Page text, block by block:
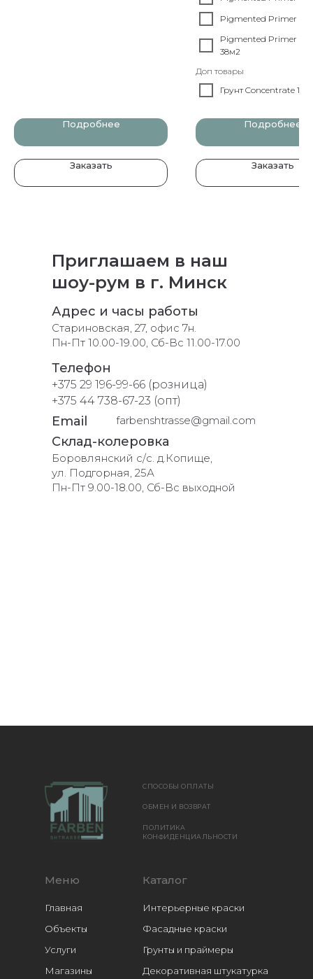
Подробнее
Заказать
Pigmented Primer 2,5
Pigmented Primer 4,5
38м2
Доп товары
Грунт Concentrate 1л
Подробнее
Заказать
Приглашаем в наш
шоу-рум в г. Минск
Адрес и часы работы
Стариновская, 27, офис 7н.
Пн-Пт 10.00-19.00, Сб-Вс 11.00-17.00
Телефон
Email farbenshtrasse@gmail.com
Склад-колеровка
Боровлянский с/с. д.Копище,
ул. Подгорная, 25А
Пн-Пт 9.00-18.00, Сб-Вс выходной
+375 29 196-99-66 (розница)
+375 44 738-67-23 (опт)
Каталог
Интерьерные краски
Фасадные краски
Грунты и праймеры
Декоративная штукатурка
Меню
Главная
Объекты
Услуги
Магазины
ОБМЕН И ВОЗВРАТ
СПОСОБЫ ОПЛАТЫ
ПОЛИТИКА
КОНФИДЕНЦИАЛЬНОСТИ